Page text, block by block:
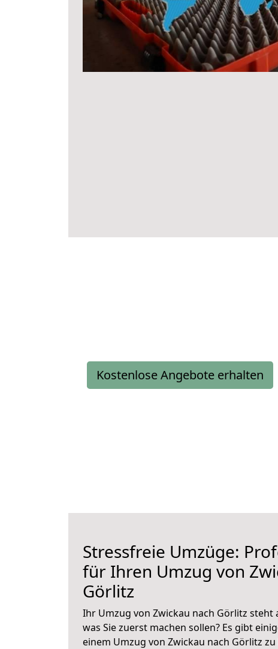
Kostenlose Angebote erhalten
Stressfreie Umzüge:
für Ihren Umzug von
Görlitz
Ihr Umzug von Zwickau nach Görlitz steht
was Sie zuerst machen sollen? Es gibt
einem Umzug von Zwickau nach Görlitz